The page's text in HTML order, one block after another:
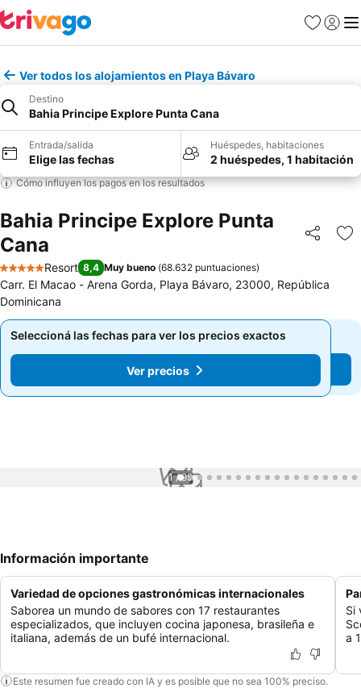
Favoritos
Iniciar
Ver todos los alojamientos en Playa Bávaro
Destino
Bahia Principe Explore Punta Cana
Entrada/salida
Elige las fechas
Huéspedes, habitaciones
2 huéspedes, 1 habitación
Cómo influyen los pagos en los resultados
Bahia Principe Explore Punta
Cana
Compartir
5 Estrellas
Resort 8,4 Muy bueno (68.632 puntuaciones)
Carr. El Macao - Arena Gorda, Playa Bávaro, 23000, República
Dominicana
Seleccioná las fechas para ver los precios exactos
Ver precios
Seleccioná las fechas para ver los precios exactos
Ver precios
1 / 99
Información importante
Variedad de opciones gastronómicas internacionales
Saborea un mundo de sabores con 17 restaurantes
especializados, que incluyen cocina japonesa, brasileña e
italiana, además de un bufé internacional.
Si
a
Este resumen fue creado con IA y es posible que no sea 100% preciso.